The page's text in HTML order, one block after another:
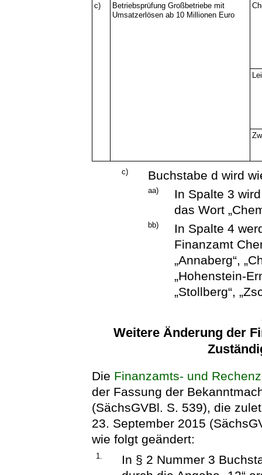
c)
Betriebsprüfung Großbetriebe mit
Umsatzerlösen ab 10 Millionen Euro
c) Buchstabe d wird
aa)
In Spalte 3
das Wort
bb)
In Spalte 4
Finanzamt
„Annaberg“,
„Hohenstein-
„Stollberg“,
Weitere Änderung der
Die Finanzamts- und
der Fassung der
(SächsGVBl. S. 539), die
23. September 2015
wie folgt geändert:
1.
In § 2 Nummer 3